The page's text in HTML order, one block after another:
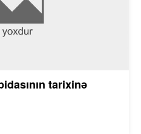
tarixinə